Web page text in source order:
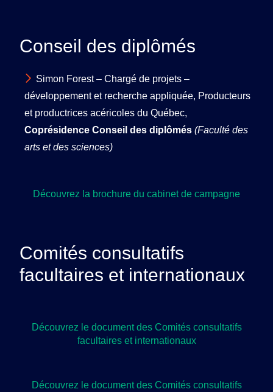
Conseil des diplômés
Simon Forest – Chargé de projets –
développement et recherche appliquée, Producteurs
et productrices acéricoles du Québec,
Coprésidence Conseil des diplômés (Faculté des
arts et des sciences)
Découvrez la brochure du cabinet de campagne
Comités consultatifs
facultaires et internationaux
Découvrez le document des Comités consultatifs
facultaires et internationaux
Découvrez le document des Comités consultatifs